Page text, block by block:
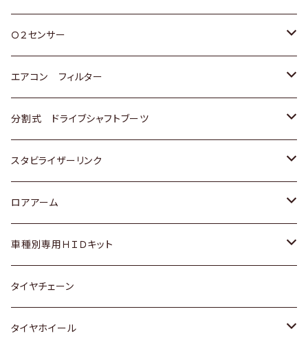
スバル
三菱
スバル
ダイハツ
マツダ
三菱
スバル
ダイハツ
三菱
スバル
ホンダ
スズキ
日産
いすゞ
ダイハツ
マツダ
三菱
スバル
Ｏ２センサー
トヨタ
ホンダ
スズキ
日産
ダイハツ
マツダ
三菱
エアコン フィルター
トヨタ
ホンダ
スズキ
日産
いすゞ
ダイハツ
分割式 ドライブシャフトブーツ
トヨタ
ホンダ
スズキ
日産
ダイハツ
スタビライザーリンク
トヨタ
ホンダ
スズキ
日産
ロアアーム
ホンダ
スズキ
日産
車種別専用ＨＩＤキット
トヨタ
マツダ
タイヤチェーン
タイヤホイール